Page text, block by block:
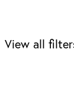
View all